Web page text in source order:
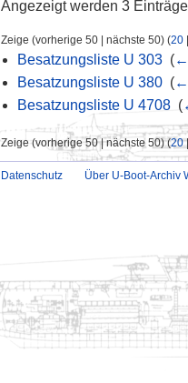
Angezeigt werden 3
Zeige (vorherige 50 | nächste 50) (20
Besatzungsliste U 303‎ (←
Besatzungsliste U 380‎ (←
Besatzungsliste U 4708‎ (
Zeige (vorherige 50 | nächste 50) (20
Datenschutz Über U-Boot-Archiv